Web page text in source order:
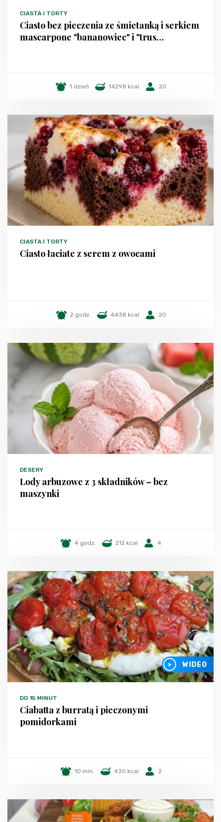
CIASTA I TORTY
Ciasto bez pieczenia ze śmietanką i serkiem
mascarpone "bananowiec" i "trus…
1 dzień 14298 kcal 20
CIASTA I TORTY
Ciasto łaciate z serem z owocami
2 godz. 4438 kcal 20
DESERY
Lody arbuzowe z 3 składników – bez
maszynki
4 godz. 212 kcal 4
WIDEO
DO 15 MINUT
Ciabatta z burratą i pieczonymi
pomidorkami
10 min. 430 kcal 2